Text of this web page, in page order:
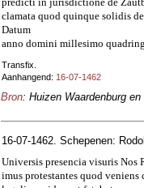
clamata quod quinque solidis
Datum
anno domini millesimo
Transfix.
Aanhangend: 16-07-1462
Bron: Huizen Waardenburg
16-07-1462. Schepenen:
Universis presencia visuris Nos
imus protestantes quod